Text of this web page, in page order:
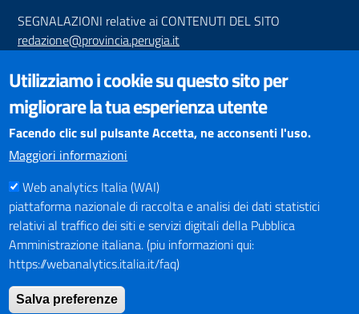
SEGNALAZIONI relative ai CONTENUTI DEL SITO
redazione@provincia.perugia.it
VISUALIZZAZIONE CONTENUTI
Il sito internet della Provincia di Perugia è ottimizzato per
essere visualizzato dai principali browser aggiornati. L'uso di
browser non aggiornati può creare problemi di visualizzazione
dei contenuti.
PAGAMENTI
SOCIAL NETWORKS
Pagina Facebook
Utilizziamo i cookie su questo sito per
migliorare la tua esperienza utente
Facendo clic sul pulsante Accetta, ne acconsenti l'uso.
Maggiori informazioni
Web analytics Italia (WAI)
piattaforma nazionale di raccolta e analisi dei dati statistici
relativi al traffico dei siti e servizi digitali della Pubblica
Amministrazione italiana. (piu informazioni qui:
https://webanalytics.italia.it/faq)
Salva preferenze